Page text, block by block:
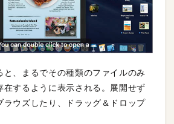
と、まるでその種類のファイルのみ
在するように表示される。展開せず
ラウズしたり、ドラッグ＆ドロップ